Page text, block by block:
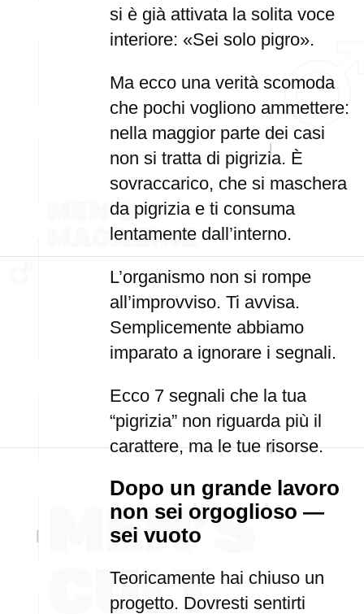
si è già attivata la solita voce
interiore: «Sei solo pigro».
Ma ecco una verità scomoda
che pochi vogliono ammettere:
nella maggior parte dei casi
non si tratta di pigrizia. È
sovraccarico, che si maschera
da pigrizia e ti consuma
lentamente dall’interno.
L’organismo non si rompe
all’improvviso. Ti avvisa.
Semplicemente abbiamo
imparato a ignorare i segnali.
Ecco 7 segnali che la tua
“pigrizia” non riguarda più il
carattere, ma le tue risorse.
Dopo un grande lavoro
non sei orgoglioso —
sei vuoto
Teoricamente hai chiuso un
progetto. Dovresti sentirti